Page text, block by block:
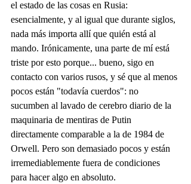
el estado de las cosas en Rusia:
esencialmente, y al igual que durante siglos,
nada más importa allí que quién está al
mando. Irónicamente, una parte de mí está
triste por esto porque... bueno, sigo en
contacto con varios rusos, y sé que al menos
pocos están "todavía cuerdos": no
sucumben al lavado de cerebro diario de la
maquinaria de mentiras de Putin
directamente comparable a la de 1984 de
Orwell. Pero son demasiado pocos y están
irremediablemente fuera de condiciones
para hacer algo en absoluto.